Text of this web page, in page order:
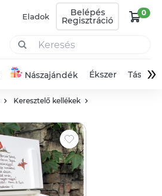
Eladok Belépés
Regisztráció
0
Nászajándék Ékszer Táska»
Keresztelő kellékek